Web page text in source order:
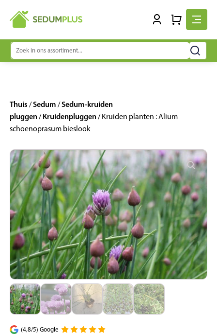
Zoeken
naar:
Thuis /Sedum /Sedum-kruiden
pluggen/Kruidenpluggen/ Kruiden planten : Alium
schoenoprasum bieslook
(4,8/5) Google